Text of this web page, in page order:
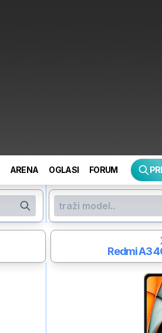
ARENA OGLASI FORUM
Redmi A3